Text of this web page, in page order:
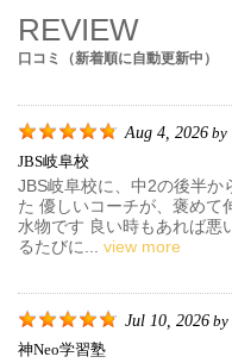
REVIEW
口コミ（新着順に自動更新中）
Aug 4, 2026 by
JBS岐阜校
JBS岐阜校に、中2の後半か
た 優しいコーチが、褒めて
水物です 良い時もあれば悪
るたびに... view more
Jul 10, 2026 by
神neo学習塾